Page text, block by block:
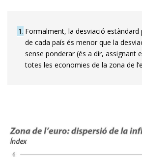
1 Formalment, la desviació estàndard
de cada país és menor que la
sense ponderar (és a dir, assignant
totes les economies de la zona de